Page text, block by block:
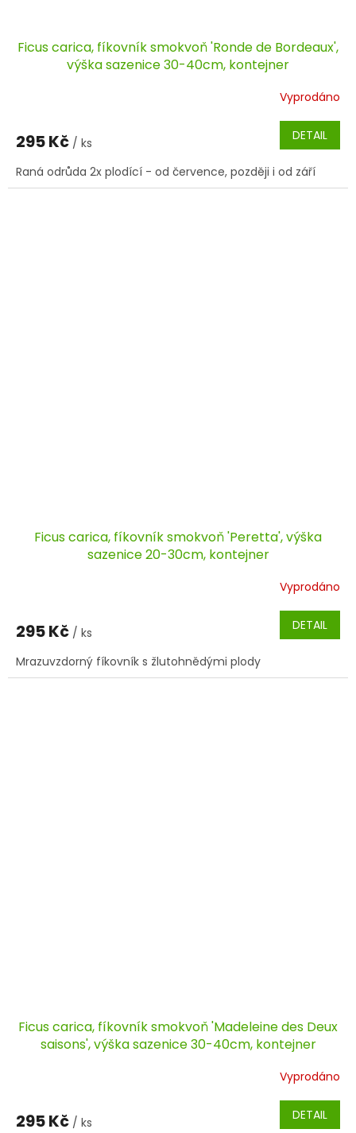
Ficus carica, fíkovník smokvoň 'Ronde de Bordeaux',
výška sazenice 30-40cm, kontejner
Vyprodáno
295 Kč / ks DETAIL
Raná odrůda 2x plodící - od července, později i od září
Ficus carica, fíkovník smokvoň 'Peretta', výška
sazenice 20-30cm, kontejner
Vyprodáno
295 Kč / ks DETAIL
Mrazuvzdorný fíkovník s žlutohnědými plody
Ficus carica, fíkovník smokvoň 'Madeleine des Deux
saisons', výška sazenice 30-40cm, kontejner
Vyprodáno
295 Kč / ks DETAIL